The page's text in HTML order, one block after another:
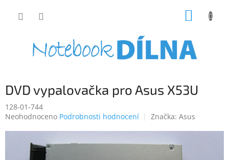
DVD vypalovačka pro Asus X53U
128-01-744
Průměrné
Neohodnoceno Podrobnosti hodnocení Značka: Asus